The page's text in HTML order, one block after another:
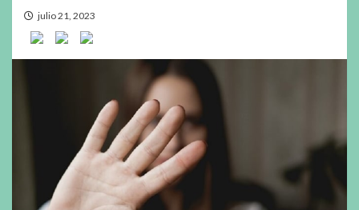
julio 21, 2023